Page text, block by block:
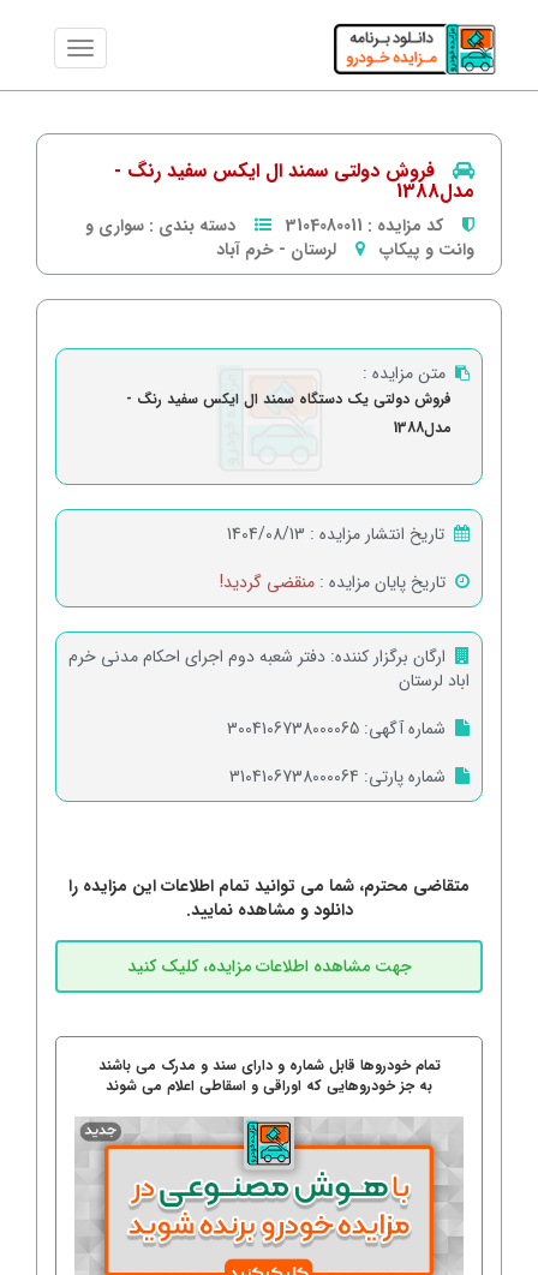
فروش دولتی سمند ال ایکس سفید رنگ -
مدل1388
کد مزایده : 3104080011 دسته بندی : سواری و
وانت و پیکاپ
لرستان - خرم آباد
متن مزایده :
فروش دولتی یک دستگاه سمند ال ایکس سفید رنگ -
مدل1388
تاریخ انتشار مزایده : 1404/08/13
تاریخ پایان مزایده : منقضی گردید!
ارگان برگزار کننده: دفتر شعبه دوم اجرای احکام مدنی خرم
اباد لرستان
شماره آگهی: 3004106738000065
شماره پارتی: 3104106738000064
متقاضی محترم، شما می توانید تمام اطلاعات این مزایده را
دانلود و مشاهده نمایید.
تمام خودروها قابل شماره و دارای سند و مدرک می باشند
به جز خودروهایی که اوراقی و اسقاطی اعلام می شوند